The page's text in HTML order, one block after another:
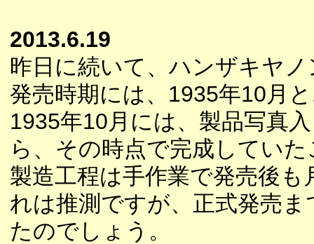
2013.6.19
昨日に続いて、ハンザキヤ
発売時期には、1935年10月
1935年10月には、製品写真
ら、その時点で完成してい
製造工程は手作業で発売後
れは推測ですが、正式発売
たのでしょう。